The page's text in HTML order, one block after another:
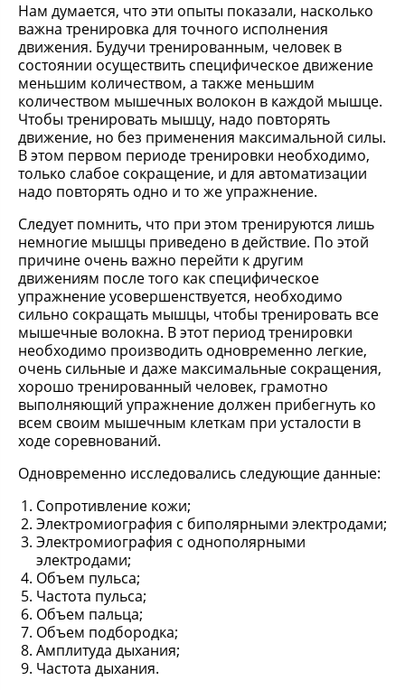
Нам думается, что эти опыты показали, насколько
важна тренировка для точного исполнения
движения. Будучи тренированным, человек в
состоянии осуществить специфическое движение
меньшим количеством, а также меньшим
количеством мышечных волокон в каждой мышце.
Чтобы тренировать мышцу, надо повторять
движение, но без применения максимальной силы.
В этом первом периоде тренировки необходимо,
только слабое сокращение, и для автоматизации
надо повторять одно и то же упражнение.
Следует помнить, что при этом тренируются лишь
немногие мышцы приведено в действие. По этой
причине очень важно перейти к другим
движениям после того как специфическое
упражнение усовершенствуется, необходимо
сильно сокращать мышцы, чтобы тренировать все
мышечные волокна. В этот период тренировки
необходимо производить одновременно легкие,
очень сильные и даже максимальные сокращения,
хорошо тренированный человек, грамотно
выполняющий упражнение должен прибегнуть ко
всем своим мышечным клеткам при усталости в
ходе соревнований.
Одновременно исследовались следующие данные:
Сопротивление кожи;
Электромиография с биполярными электродами;
Электромиография с однополярными
электродами;
Объем пульса;
Частота пульса;
Объем пальца;
Объем подбородка;
Амплитуда дыхания;
Частота дыхания.